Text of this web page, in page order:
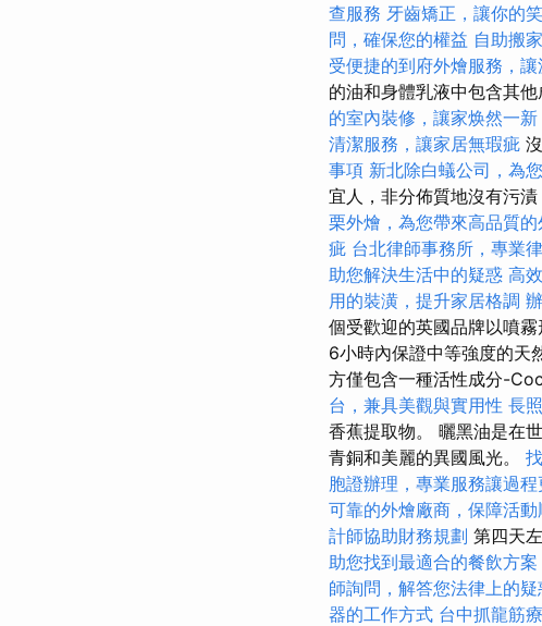
查服務 牙齒矯正，讓你的
問，確保您的權益 自助搬
受便捷的到府外燴服務，
的油和身體乳液中包含其
的室內裝修，讓家焕然一新
清潔服務，讓家居無瑕疵
事項 新北除白蟻公司，為
宜人，非分佈質地沒有污
栗外燴，為您帶來高品質的
疵 台北律師事務所，專業
助您解決生活中的疑惑 高
用的裝潢，提升家居格調
個受歡迎的英國品牌以噴
6小時內保證中等強度的天
方僅包含一種活性成分-
台，兼具美觀與實用性 長
香蕉提取物。 曬黑油是在
青銅和美麗的異國風光。
胞證辦理，專業服務讓過
可靠的外燴廠商，保障活
計師協助財務規劃 第四天
助您找到最適合的餐飲方案
師詢問，解答您法律上的疑
器的工作方式 台中抓龍筋